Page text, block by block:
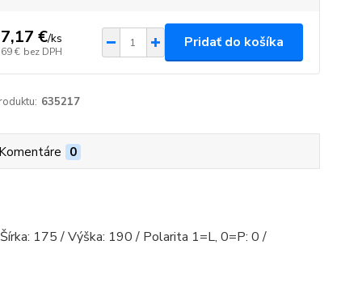
€/ks
€ bez DPH
Pridať do košíka
635217
0
175 / Výška: 190 / Polarita 1=L, 0=P: 0 /